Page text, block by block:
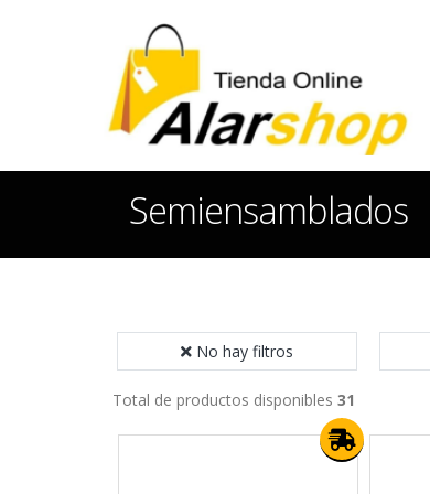
Semiensamblados
No hay filtros
Total de productos disponibles 31